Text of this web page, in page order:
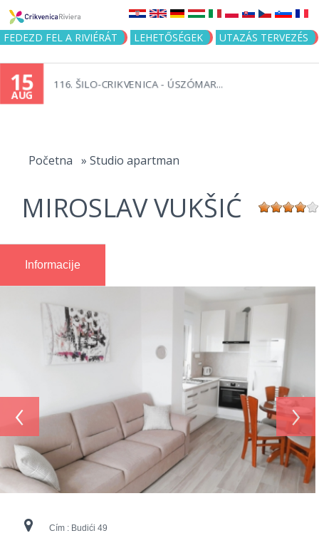
Jump to navigation
FEDEZD FEL A RIVIÉRÁT LEHETŐSÉGEK UTAZÁS TERVEZÉS
15
AUG
116. ŠILO-CRIKVENICA - ÚSZÓMAR...
Početna » Studio apartman
MIROSLAV VUKŠIĆ
Informacije
‹ ›
Cím : Budići 49